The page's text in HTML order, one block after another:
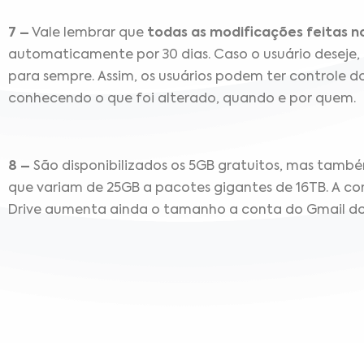
7 – Vale lembrar que todas as modificações feitas
automaticamente por 30 dias. Caso o usuário
para sempre. Assim, os usuários podem ter controle
conhecendo o que foi alterado, quando e por quem.
8 – São disponibilizados os 5GB gratuitos, mas
que variam de 25GB a pacotes gigantes de 16TB. A
Drive aumenta ainda o tamanho a conta do Gmail